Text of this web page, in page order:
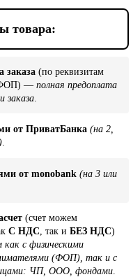
товара:
заказа (по реквизитам
ФОП) — полная предоплата
заказа
от ПриватБанка (на 2,
от monobank (на 3 или
(счет можем
С НДС , так и БЕЗ НДС)
как с физическими
(ФОП), так и с
ЧП, ООО, фондами